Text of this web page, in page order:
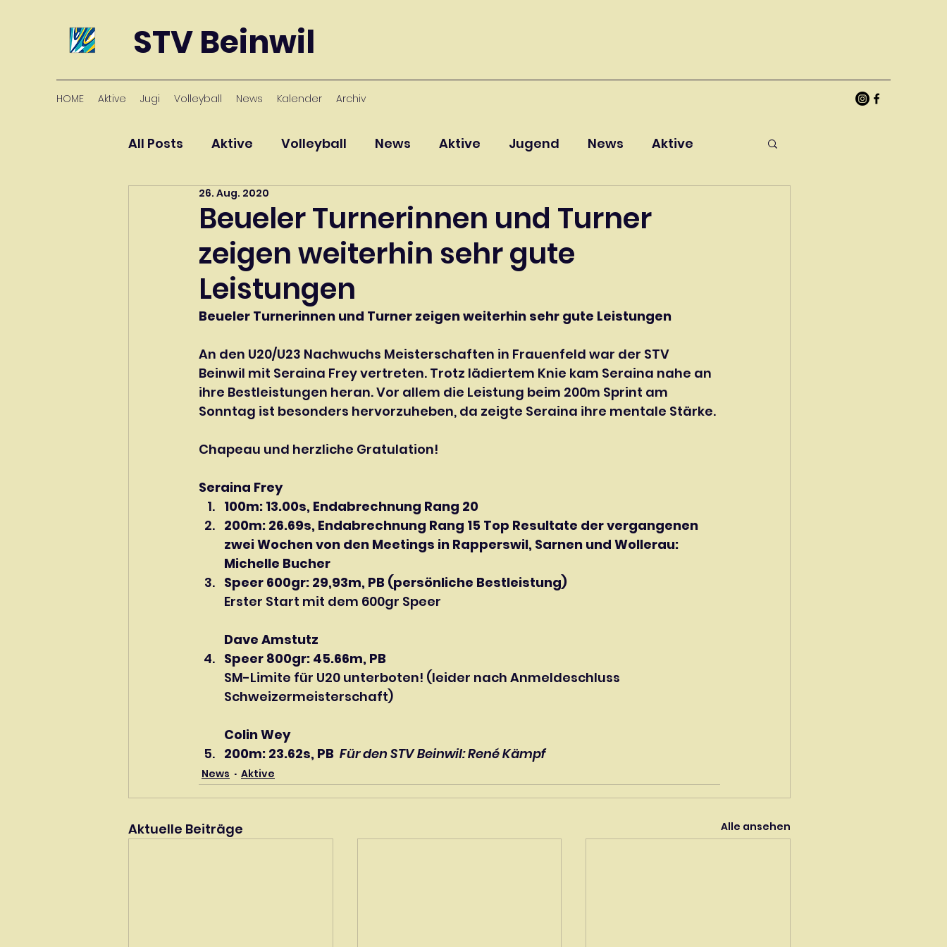
STV Beinwil
HOME Aktive Jugi Volleyball News Kalender Archiv
All Posts Aktive Volleyball News Aktive Jugend News Aktive
Beueler Turnerinnen und Turner
zeigen weiterhin sehr gute
Leistungen
26. Aug. 2020
Beueler Turnerinnen und Turner zeigen weiterhin sehr gute Leistungen
An den U20/U23 Nachwuchs Meisterschaften in Frauenfeld war der STV
Beinwil mit Seraina Frey vertreten. Trotz lädiertem Knie kam Seraina nahe an
ihre Bestleistungen heran. Vor allem die Leistung beim 200m Sprint am
Sonntag ist besonders hervorzuheben, da zeigte Seraina ihre mentale Stärke.
Chapeau und herzliche Gratulation!
Seraina Frey
100m: 13.00s, Endabrechnung Rang 20
200m: 26.69s, Endabrechnung Rang 15 Top Resultate der vergangenen
zwei Wochen von den Meetings in Rapperswil, Sarnen und Wollerau:
Michelle Bucher
Speer 600gr: 29,93m, PB (persönliche Bestleistung)
Erster Start mit dem 600gr Speer
Dave Amstutz
Speer 800gr: 45.66m, PB
SM-Limite für U20 unterboten! (leider nach Anmeldeschluss
Schweizermeisterschaft)
Colin Wey
200m: 23.62s, PB Für den STV Beinwil: René Kämpf
News Aktive
Aktuelle Beiträge Alle ansehen